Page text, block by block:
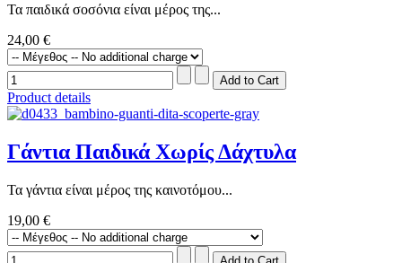
Τα παιδικά σοσόνια είναι μέρος της...
24,00 €
Product details
Γάντια Παιδικά Χωρίς Δάχτυλα
Τα γάντια είναι μέρος της καινοτόμου...
19,00 €